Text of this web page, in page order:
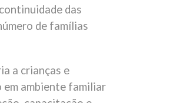
das
de famílias
a crianças e
ambiente familiar